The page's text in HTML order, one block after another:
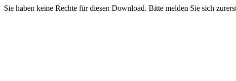
Sie haben keine Rechte für diesen Download. Bitte melden Sie sich